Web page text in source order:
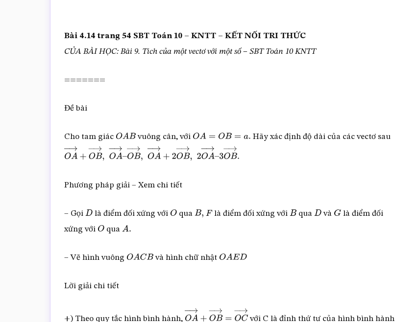
Bài 4.14 trang 54 SBT Toán 10 – KNTT – KẾT NỐI TRI THỨC
CỦA BÀI HỌC: Bài 9. Tích của một vectơ với một số – SBT Toán 10 KNTT
=======
Đề bài
Cho tam giác OAB vuông cân, với OA=O B=a. Hãy xác định độ dài của các vectơ sau
OA→ +OB→ ,OA→–OB →,O A →+2OB →,2O A→–
Phương pháp giải – Xem chi tiết
– Gọi D là điểm đối xứng với Oqua B, F là điểm đối xứng vớiB quaD và G là điểm đối
xứng với Oqua A.
– Vẽ hình vuông OACB và hình chữ nhật OAED
Lời giải chi tiết
+) Theo quy tắc hình bình hành, với C là đỉnh thứ tư của hình bình hành